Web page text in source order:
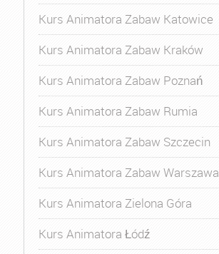
Kurs Animatora Zabaw Katowice
Kurs Animatora Zabaw Kraków
Kurs Animatora Zabaw Poznań
Kurs Animatora Zabaw Rumia
Kurs Animatora Zabaw Szczecin
Kurs Animatora Zabaw Warszawa
Kurs Animatora Zielona Góra
Kurs Animatora Łódź